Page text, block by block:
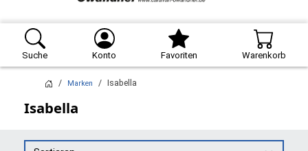
Suche Konto Favoriten Warenkorb
Marken Isabella
Isabella